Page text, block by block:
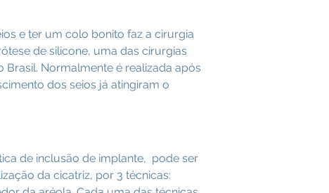
e ter um colo bonito faz a cirurgia
de silicone, uma das cirurgias
Brasil. Normalmente é realizada após
dos seios já atingiram o
de inclusão de implante, pode ser
da cicatriz, por 3 técnicas: